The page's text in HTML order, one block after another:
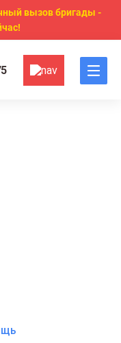
вызов бригады -